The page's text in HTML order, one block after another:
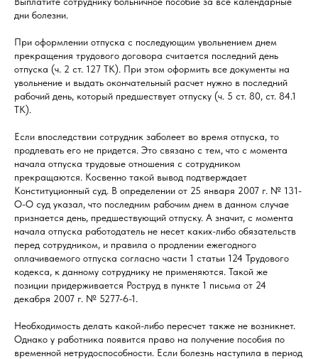
дни болезни.
При оформлении отпуска с последующим увольнением днем
прекращения трудового договора считается последний день
отпуска (ч. 2 ст. 127 ТК). При этом оформить все документы на
увольнение и выдать окончательный расчет нужно в последний
рабочий день, который предшествует отпуску (ч. 5 ст. 80, ст. 84.1
ТК).
Если впоследствии сотрудник заболеет во время отпуска, то
продлевать его не придется. Это связано с тем, что с момента
начала отпуска трудовые отношения с сотрудником
прекращаются. Косвенно такой вывод подтверждает
Конституционный суд. В определении от 25 января 2007 г. № 131-
О-О суд указал, что последним рабочим днем в данном случае
признается день, предшествующий отпуску. А значит, с момента
начала отпуска работодатель не несет каких-либо обязательств
перед сотрудником, и правила о продлении ежегодного
оплачиваемого отпуска согласно части 1 статьи 124 Трудового
кодекса, к данному сотруднику не применяются. Такой же
позиции придерживается Роструд в пункте 1 письма от 24
декабря 2007 г. № 5277-6-1.
Необходимость делать какой-либо пересчет также не возникнет.
Однако у работника появится право на получение пособия по
временной нетрудоспособности. Если болезнь наступила в период